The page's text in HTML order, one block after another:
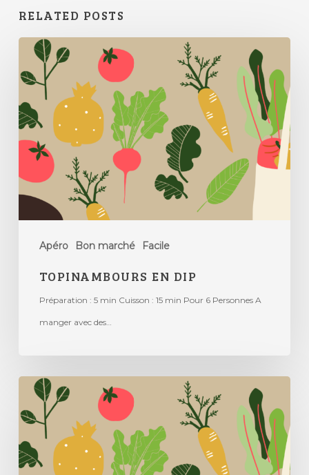
RELATED POSTS
Apéro Bon marché Facile
TOPINAMBOURS EN DIP
Préparation : 5 min Cuisson : 15 min Pour 6 Personnes A
manger avec des…